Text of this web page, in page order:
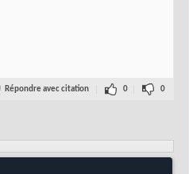
Répondre avec citation 0 0